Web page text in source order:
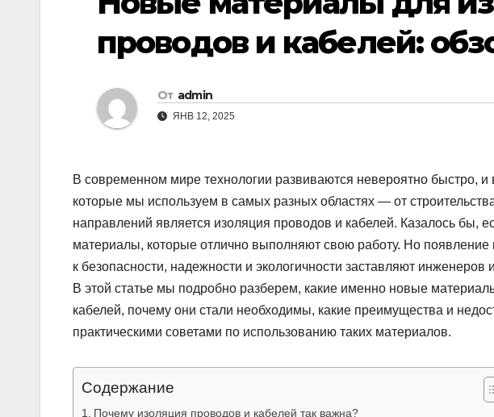
проводов и кабелей:
От admin
ЯНВ 12, 2025
В современном мире технологии развиваются невероятно быстро,
которые мы используем в самых разных областях — от
направлений является изоляция проводов и кабелей. Казалось бы,
материалы, которые отлично выполняют свою работу. Но появление
к безопасности, надежности и экологичности заставляют
В этой статье мы подробно разберем, какие именно новые
кабелей, почему они стали необходимы, какие преимущества и
практическими советами по использованию таких материалов.
Содержание
Почему изоляция проводов и кабелей так важна?